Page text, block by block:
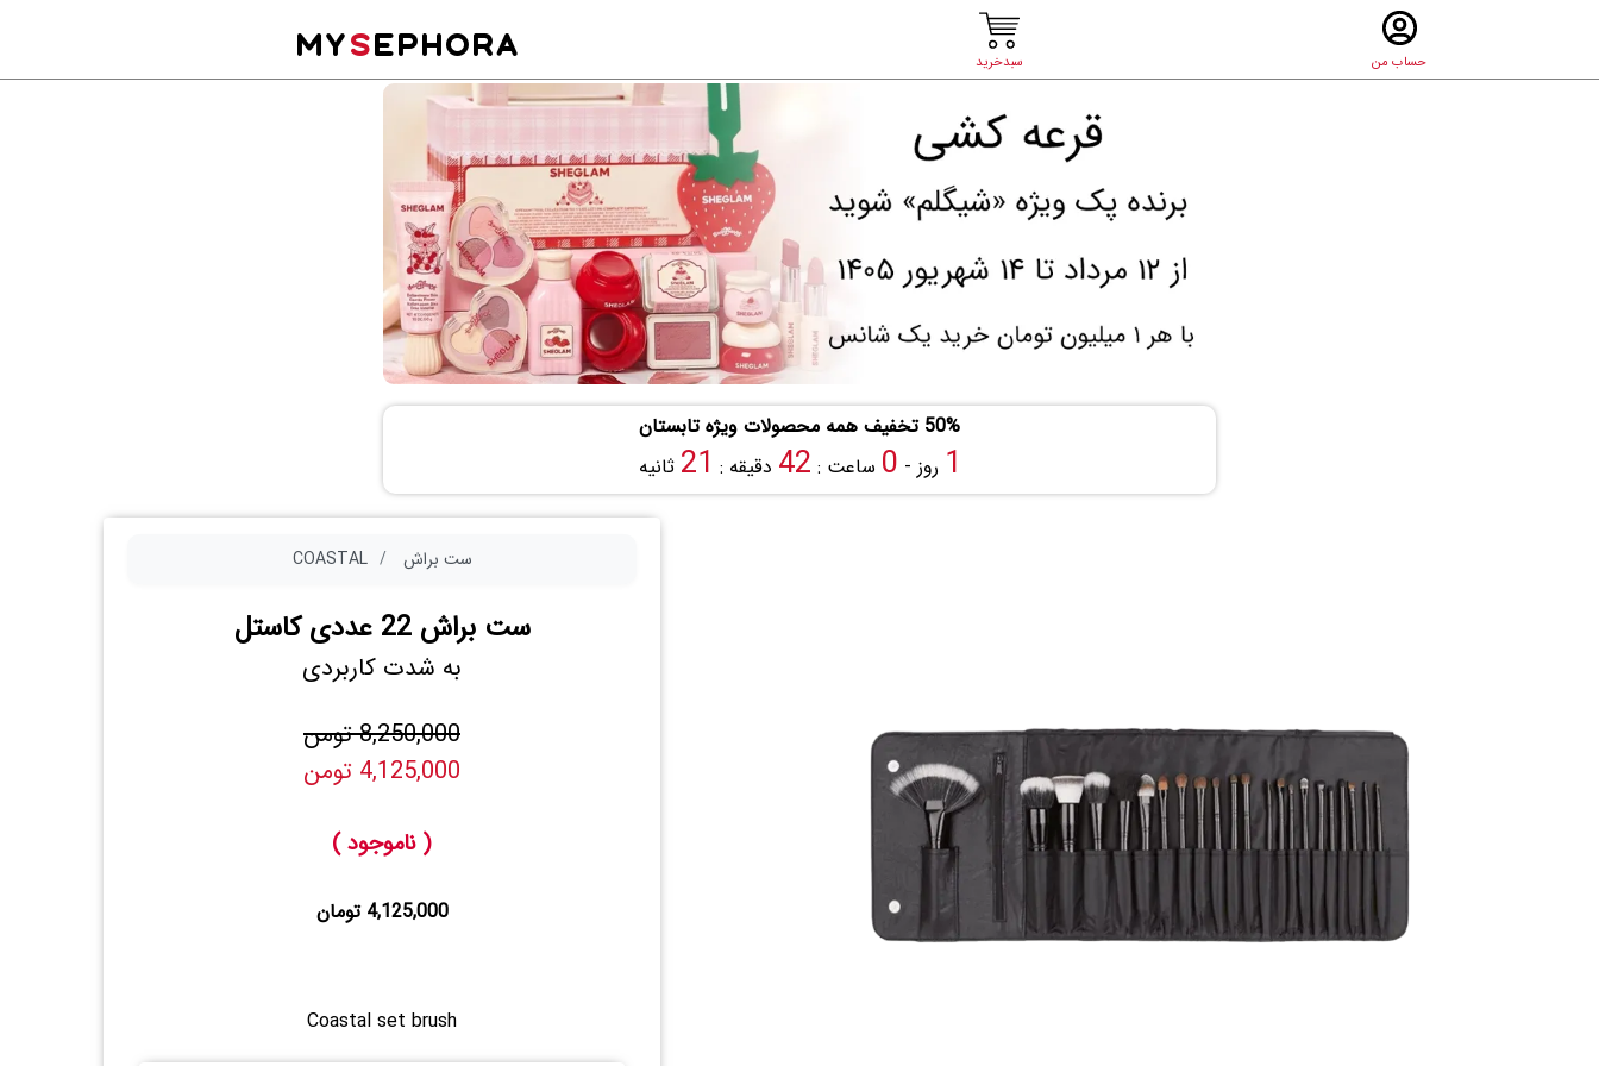
حساب من سبدخرید
MYSEPHORA
50% تخفیف همه محصولات ویژه تابستان
1 روز - 0 ساعت : 42 دقیقه : 20 ثانیه
ست براش COASTAL
ست براش 22 عددی کاستل
به شدت کاربردی
8,250,000 تومن
4,125,000 تومن
( ناموجود )
4,125,000 تومان
Coastal set brush